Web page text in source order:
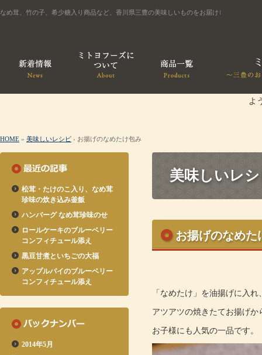
なめ茸、竹の子、希少糖入り商品など、香川県三豊の美味しいものをお届けします
よ
HOME » 美味しいレシピ › お揚げのなめたけ包み
松茸・たけのこ入り、なめ茸
珍味の炊き込み釜飯
ハンバーグ なめ茸珍味のせ
ロールケーキのブルーベリー
コンフィチュール添え
黒豆甘煮といちごの大福
アップルパイのブルーベリー
コンフィチュール添え
2014年5月
美味しいレ
お揚げのなめた
「なめたけ」を油揚げに入
アツアツの焼きたてお揚げか
お子様にも人気の一品です。